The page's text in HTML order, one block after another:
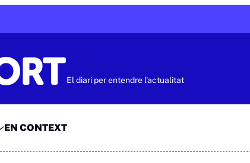
El diari per entendre l'actualitat
EN CONTEXT